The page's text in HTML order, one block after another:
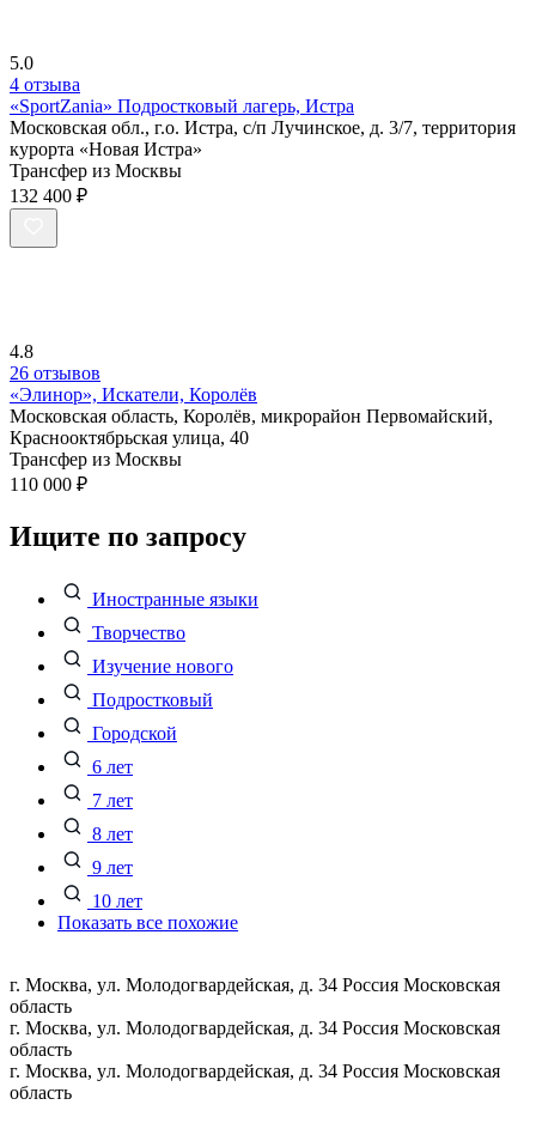
5.0
4 отзыва
«SportZania» Подростковый лагерь, Истра
Московская обл., г.о. Истра, с/п Лучинское, д. 3/7, территория
курорта «Новая Истра»
Трансфер из Москвы
132 400 ₽
4.8
26 отзывов
«Элинор», Искатели, Королёв
Московская область, Королёв, микрорайон Первомайский,
Краснооктябрьская улица, 40
Трансфер из Москвы
110 000 ₽
Ищите по запросу
Иностранные языки
Творчество
Изучение нового
Подростковый
Городской
6 лет
7 лет
8 лет
9 лет
10 лет
Показать все похожие
г. Москва, yл. Moлoдoгвapдeйcкaя, д. 34 Россия Московская
область
г. Москва, yл. Moлoдoгвapдeйcкaя, д. 34 Россия Московская
область
г. Москва, yл. Moлoдoгвapдeйcкaя, д. 34 Россия Московская
область